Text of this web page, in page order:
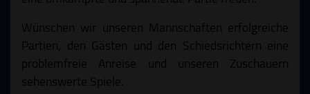
Wünschen wir unseren Mannschaften erfolgreiche
Partien, den Gästen und den Schiedsrichtern eine
problemfreie Anreise und unseren Zuschauern
sehenswerte Spiele.